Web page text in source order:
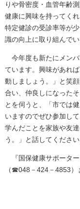
りや骨密度・血管年齢
健康に興味を持ってく
特定健診の受診率等が
識の向上に取り組んで
今年度も新たにメン
ています。興味があれ
動しましょう。」と笑
合い、仲良しになった
とを伺うと、「市では
いますのでぜひ参加し
学んだことを家族や友
う。」と話してください
『国保健康サポータ
（☎048－424－4853）